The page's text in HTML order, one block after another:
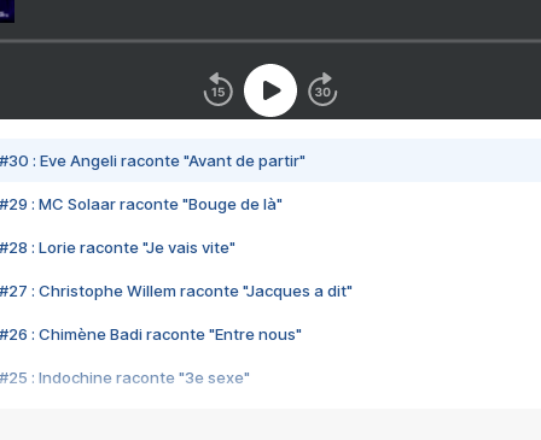
#30 : Eve Angeli raconte "Avant de partir"
#29 : MC Solaar raconte "Bouge de là"
#28 : Lorie raconte "Je vais vite"
#27 : Christophe Willem raconte "Jacques a dit"
#26 : Chimène Badi raconte "Entre nous"
#25 : Indochine raconte "3e sexe"